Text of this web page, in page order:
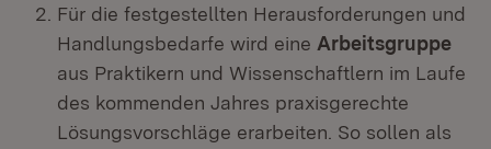
Für die festgestellten Herausforderungen und
Handlungsbedarfe wird eine Arbeitsgruppe
aus Praktikern und Wissenschaftlern im Laufe
des kommenden Jahres praxisgerechte
Lösungsvorschläge erarbeiten. So sollen als